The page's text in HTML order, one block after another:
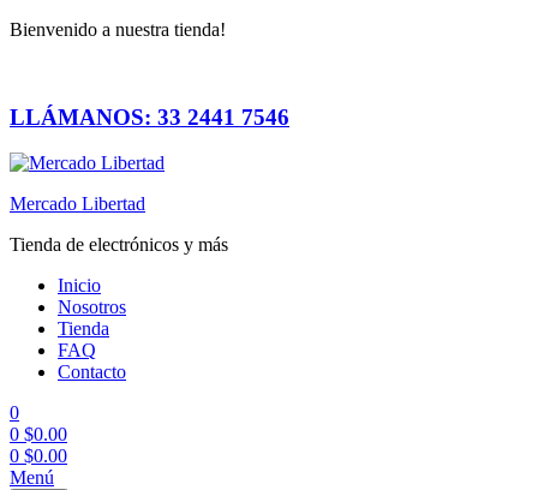
Bienvenido a nuestra tienda!
LLÁMANOS: 33 2441 7546
Mercado Libertad
Tienda de electrónicos y más
Inicio
Nosotros
Tienda
FAQ
Contacto
0
0 $0.00
0 $0.00
Menú